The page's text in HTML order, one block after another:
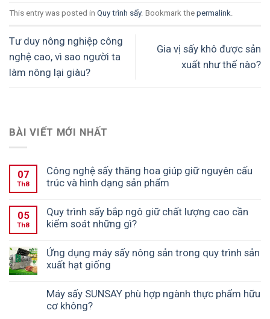
BÀI VIẾT MỚI NHẤT
07
Th8
Công nghệ sấy thăng hoa giúp giữ nguyên cấu
trúc và hình dạng sản phẩm
05
Th8
Quy trình sấy bắp ngô giữ chất lượng cao cần
kiểm soát những gì?
Ứng dụng máy sấy nông sản trong quy trình sản
xuất hạt giống
Máy sấy SUNSAY phù hợp ngành thực phẩm hữu
cơ không?
This entry was posted in Quy trình sấy. Bookmark the permalink.
Tư duy nông nghiệp công
nghệ cao, vì sao người ta
làm nông lại giàu?
Gia vị sấy khô được sản
xuất như thế nào?